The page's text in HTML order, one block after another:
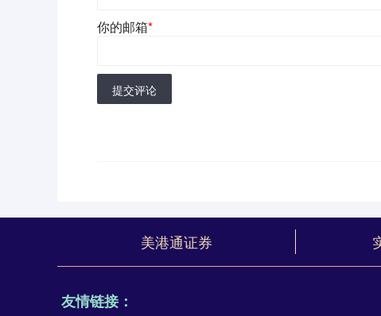
你的邮箱*
提交评论
美港通证券
友情链接：